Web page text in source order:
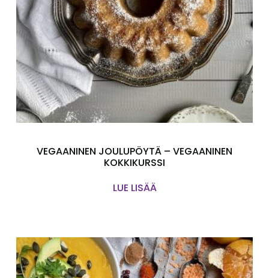
VEGAANINEN JOULUPÖYTÄ – VEGAANINEN
KOKKIKURSSI
LUE LISÄÄ